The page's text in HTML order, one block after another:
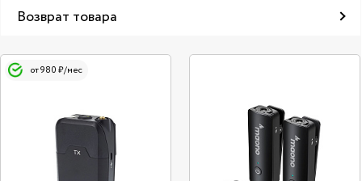
Возврат товара
от 980 ₽/мес